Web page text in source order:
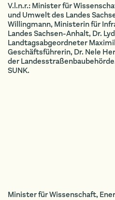
V.l.n.r.: Minister für
und Umwelt des Landes
Willingmann, Ministerin für
Landes Sachsen-Anhalt, Dr.
Landtagsabgeordneter
Geschäftsführerin, Dr. Nele
der
SUNK.
Minister für Wissenschaft,